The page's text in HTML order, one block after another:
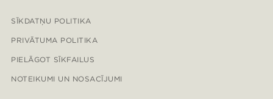
SĪKDATŅU POLITIKA
PRIVĀTUMA POLITIKA
PIELĀGOT SĪKFAILUS
NOTEIKUMI UN NOSACĪJUMI